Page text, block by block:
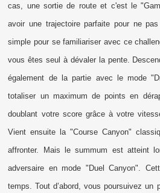
cas, une sortie de route et c'est le
avoir une trajectoire parfaite pour ne
simple pour se familiariser avec ce
vous êtes seul à dévaler la pente.
également de la partie avec le mode
totaliser un maximum de points en
doublant votre score grâce à votre
Vient ensuite la "Course Canyon"
affronter. Mais le summum est atteint
adversaire en mode "Duel Canyon".
temps. Tout d’abord, vous poursuivez un